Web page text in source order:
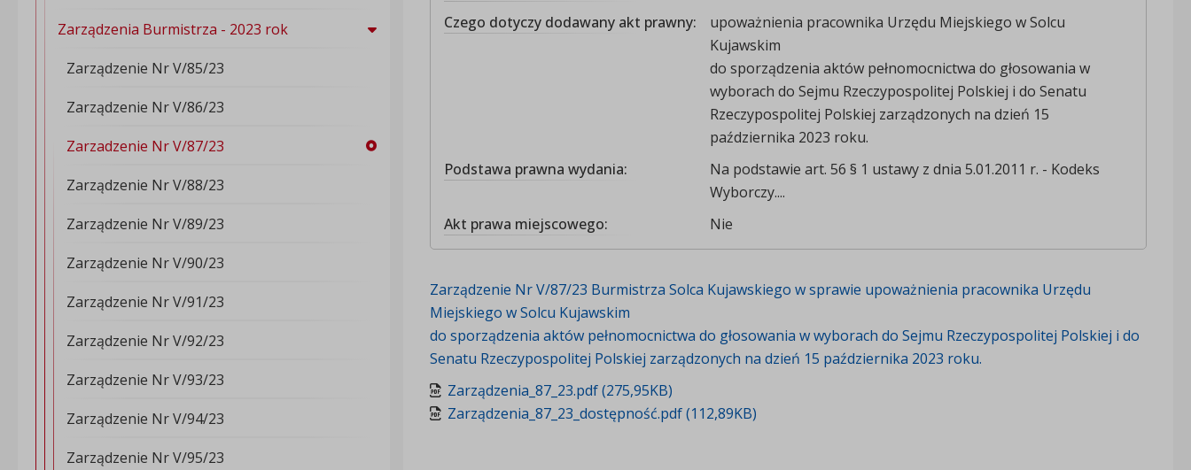
Zarządzenia Burmistrza - 2023 rok
Zarządzenie Nr V/85/23
Zarządzenie Nr V/86/23
Zarzadzenie Nr V/87/23
Zarządzenie Nr V/88/23
Zarządzenie Nr V/89/23
Zarządzenie Nr V/90/23
Zarządzenie Nr V/91/23
Zarządzenie Nr V/92/23
Zarządzenie Nr V/93/23
Zarządzenie Nr V/94/23
Zarządzenie Nr V/95/23
Czego dotyczy dodawany akt prawny:
upoważnienia pracownika Urzędu Miejskiego w Solcu
Kujawskim
do sporządzenia aktów pełnomocnictwa do głosowania w
wyborach do Sejmu Rzeczypospolitej Polskiej i do Senatu
Rzeczypospolitej Polskiej zarządzonych na dzień 15
października 2023 roku.
Podstawa prawna wydania:
Na podstawie art. 56 § 1 ustawy z dnia 5.01.2011 r. - Kodeks
Wyborczy....
Akt prawa miejscowego:
Nie
Zarządzenie Nr V/87/23 Burmistrza Solca Kujawskiego w sprawie upoważnienia pracownika Urzędu
Miejskiego w Solcu Kujawskim
do sporządzenia aktów pełnomocnictwa do głosowania w wyborach do Sejmu Rzeczypospolitej Polskiej i do
Senatu Rzeczypospolitej Polskiej zarządzonych na dzień 15 października 2023 roku.
Zarządzenia_87_23.pdf (275,95KB)
Zarządzenia_87_23_dostępność.pdf (112,89KB)